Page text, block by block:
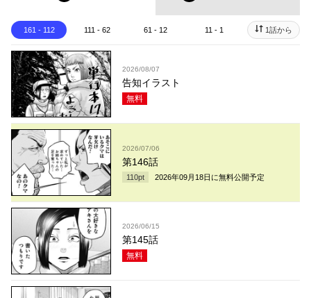
161 - 112 111 - 62 61 - 12 11 - 1 1話から
2026/08/07
告知イラスト
無料
2026/07/06
第146話
110pt 2026年09月18日 に無料公開予定
2026/06/15
第145話
無料